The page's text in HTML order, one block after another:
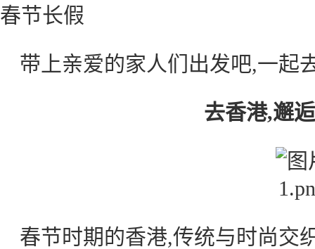
春节长假
带上亲爱的家人们出发吧,一起
去香港,邂
春节时期的香港,传统与时尚交